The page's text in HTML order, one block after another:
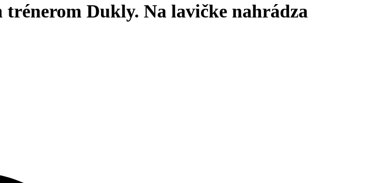
Dukly. Na lavičke nahrádza